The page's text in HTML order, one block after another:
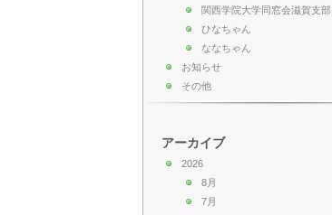
関西学院大学同窓会滋賀支部
ひなちゃん
ななちゃん
お知らせ
その他
アーカイブ
2026
8月
7月